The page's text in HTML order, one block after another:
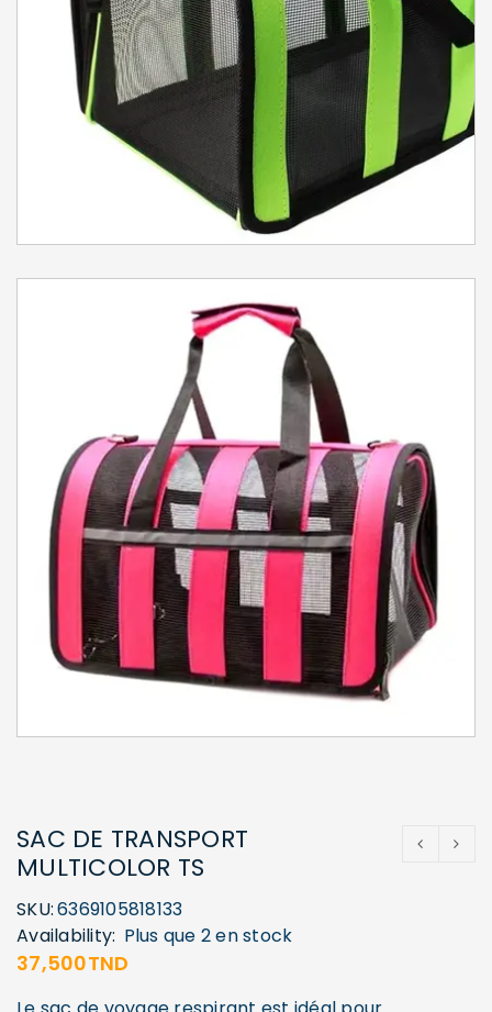
SAC DE TRANSPORT
MULTICOLOR TS
SKU:6369105818133
Availability: Plus que 2 en stock
37,500TND